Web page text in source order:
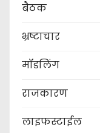
बैठक
भ्रष्टाचार
मॉडलिंग
राजकारण
लाइफस्टाईल